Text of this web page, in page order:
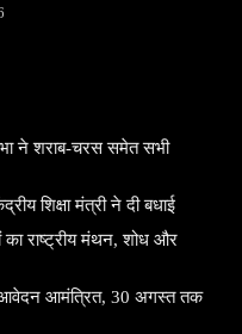
ने शराब-चरस समेत सभी
शिक्षा मंत्री ने दी बधाई
राष्ट्रीय मंथन, शोध और
आवेदन आमंत्रित, 30 अगस्त तक